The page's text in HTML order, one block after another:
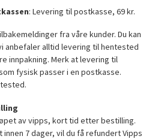
: Levering til postkasse, 69 kr.
fra våre kunder. Du kan
anbefaler alltid levering til hentested
innpakning. Merk at levering til
fysisk passer i en postkasse.
av vipps, kort tid etter bestilling.
7 dager, vil du få refundert Vipps